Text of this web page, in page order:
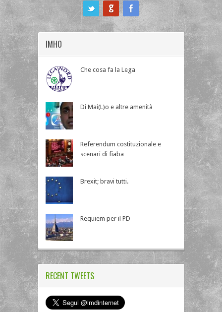
IMHO
Che cosa fa la Lega
Di Mai(L)o e altre amenità
Referendum costituzionale e
scenari di fiaba
Brexit; bravi tutti.
Requiem per il PD
RECENT TWEETS